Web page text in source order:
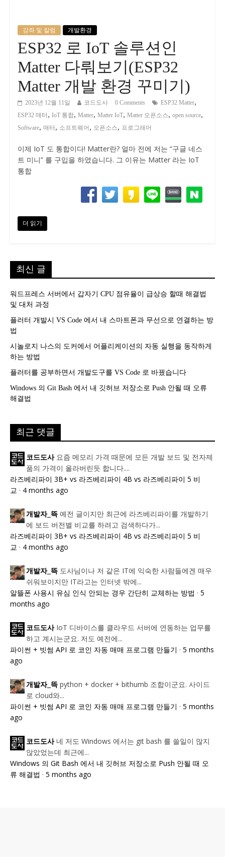
강좌 및 칼럼 개발환경
ESP32 로 IoT 솔루션인
Matter 다뤄보기(ESP32
Matter 개발 환경 꾸미기)
2023년 12월 11일 코드도사 0 Comments ESP32 Matter,
ESP32 매터 , IoT 통합, Matter, Matter IoT, Matter 오픈소스, open source,
Software, 매터 , 소프트웨어 , 오픈소스, 프로그래머
이제 IoT 도 통합이다! Matter란? 얼마 전에 저는 “구글 네스
트 미니” 를 구입을 하였습니다. 그 이유는 Matter 라는 IoT
통합
더 읽기
최신 글
워드프레스 서버에서 갑자기 CPU 점유율이 급상승 할때 해결법
및 대처 과정
플러터 개발시 VS Code 에서 내 스마트폰과 무선으로 연결하는 방
법
시놀로지 나스의 도커에서 어플리케이션의 자동 실행을 동작하게
하는 방법
플러터를 공부하면서 개발도구를 VS Code 로 바꿨습니다
Windows 의 Git Bash 에서 내 깃허브 저장소로 Push 안될 때 오류
해결법
최근 댓글
코드도사 요즘 메모리 가격 때문에 모든 개발 보드 및 전자제
품의 가격이 올라버린듯 합니다....
라즈베리파이 3B+ vs 라즈베리파이 4B vs 라즈베리파이 5 비
교 · 4 months ago
개발자_뜩 예전 글이지만 최근에 라즈베리파이를 개발하기
에 보드 버전별 비교를 하려고 검색하다가...
라즈베리파이 3B+ vs 라즈베리파이 4B vs 라즈베리파이 5 비
교 · 4 months ago
개발자_뜩 도사님이나 저 같은 IT에 익숙한 사람들에겐 매우
쉬워보이지만 IT라고는 인터넷 밖에...
알뜰폰 사용시 유심 인식 안되는 경우 간단히 교체하는 방법 · 5
months ago
코드도사 IoT 디바이스를 클라우드 서버에 연동하는 업무를
하고 계시는군요. 저도 예전에...
파이썬 + 빗썸 API 로 코인 자동 매매 프로그램 만들기 · 5 months
ago
개발자_뜩 python + docker + bithumb 조합이군요. 사이드
로 cloud와...
파이썬 + 빗썸 API 로 코인 자동 매매 프로그램 만들기 · 5 months
ago
코드도사 네 저도 Windows 에서는 git bash 를 쓸일이 많지
않았었는데 최근에...
Windows 의 Git Bash 에서 내 깃허브 저장소로 Push 안될 때 오
류 해결법 · 5 months ago